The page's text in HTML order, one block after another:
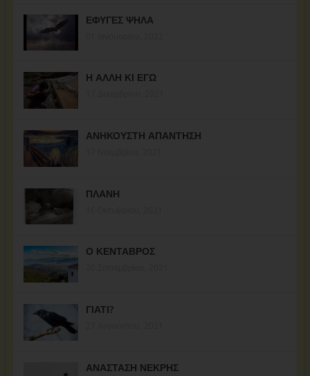
ΕΦΥΓΕΣ ΨΗΛΑ
Η ΑΛΛΗ ΚΙ ΕΓΩ
ΑΝΗΚΟΥΣΤΗ ΑΠΑΝΤΗΣΗ
ΠΛΑΝΗ
Ο ΚΕΝΤΑΒΡΟΣ
ΓΙΑΤΙ?
ΑΝΑΣΤΑΣΗ ΝΕΚΡΗΣ